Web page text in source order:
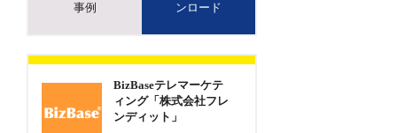
事例
ンロード
BizBaseテレマーケテ
ィング「株式会社フレ
ンディット」